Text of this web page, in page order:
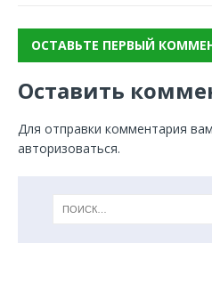
ОСТАВЬТЕ ПЕРВЫЙ
Оставить
Для отправки комментария
авторизоваться.